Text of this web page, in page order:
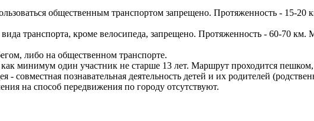
общественным транспортом запрещено. Протяженность - 15-
транспорта, кроме велосипеда, запрещено. Протяженность - 60-70 км.
либо на общественном транспорте.
минимум один участник не старше 13 лет. Маршрут проходится
совместная познавательная деятельность детей и их родителей
на способ передвижения по городу отсутствуют.